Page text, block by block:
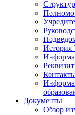
История
Документы
Обзор